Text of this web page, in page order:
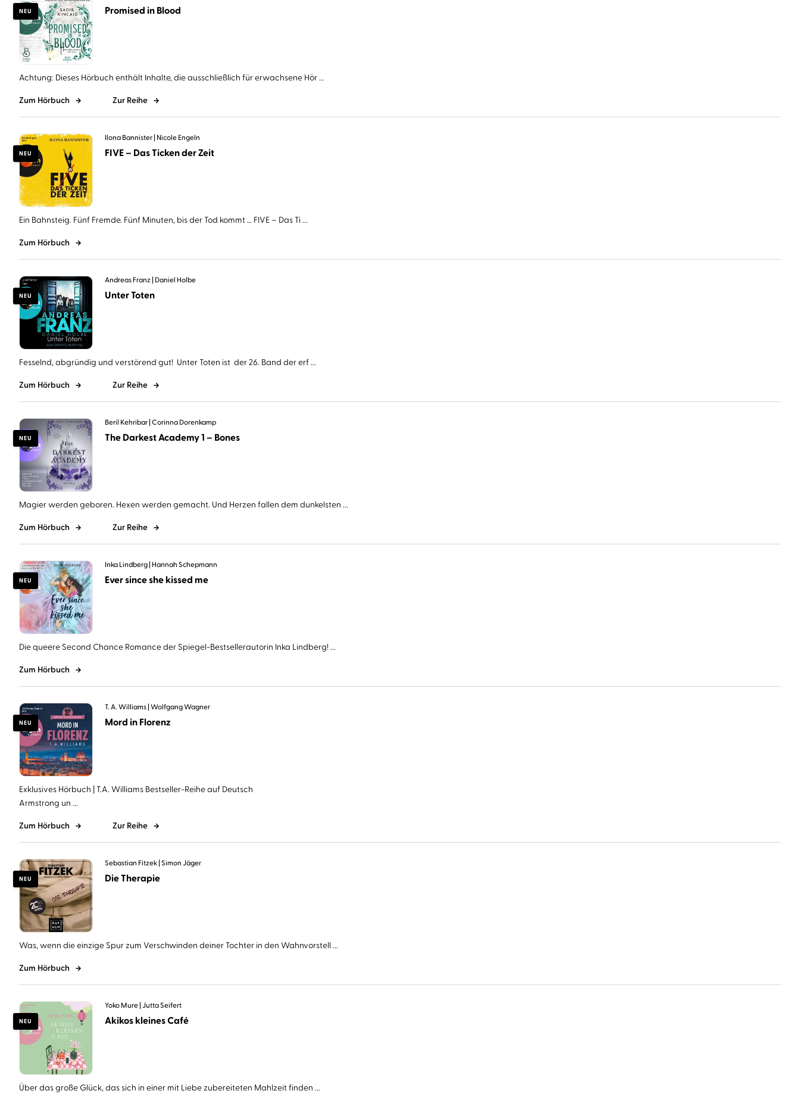
NEU Promised in Blood
Achtung: Dieses Hörbuch enthält Inhalte, die ausschließlich für erwachsene Hör ...
Zum Hörbuch Zur Reihe
NEU
Ilona Bannister Nicole Engeln
FIVE – Das Ticken der Zeit
Ein Bahnsteig. Fünf Fremde. Fünf Minuten, bis der Tod kommt … FIVE – Das Ti ...
Zum Hörbuch
NEU
Andreas Franz Daniel Holbe
Unter Toten
Fesselnd, abgründig und verstörend gut! Unter Toten ist der 26. Band der erf ...
Zum Hörbuch Zur Reihe
NEU
Beril Kehribar Corinna Dorenkamp
The Darkest Academy 1 – Bones
Magier werden geboren. Hexen werden gemacht. Und Herzen fallen dem dunkelsten ...
Zum Hörbuch Zur Reihe
NEU
Inka Lindberg Hannah Schepmann
Ever since she kissed me
Die queere Second Chance Romance der Spiegel-Bestsellerautorin Inka Lindberg! ...
Zum Hörbuch
NEU
T. A. Williams Wolfgang Wagner
Mord in Florenz
Exklusives Hörbuch | T.A. Williams Bestseller-Reihe auf Deutsch
Armstrong un ...
Zum Hörbuch Zur Reihe
NEU
Sebastian Fitzek Simon Jäger
Die Therapie
Was, wenn die einzige Spur zum Verschwinden deiner Tochter in den Wahnvorstell ...
Zum Hörbuch
NEU
Yoko Mure Jutta Seifert
Akikos kleines Café
Über das große Glück, das sich in einer mit Liebe zubereiteten Mahlzeit finden ...